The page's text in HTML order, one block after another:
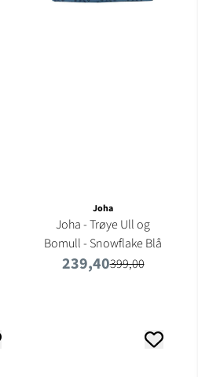
Joha
Joha - Trøye Ull og
Bomull - Snowflake Blå
239,40399,00